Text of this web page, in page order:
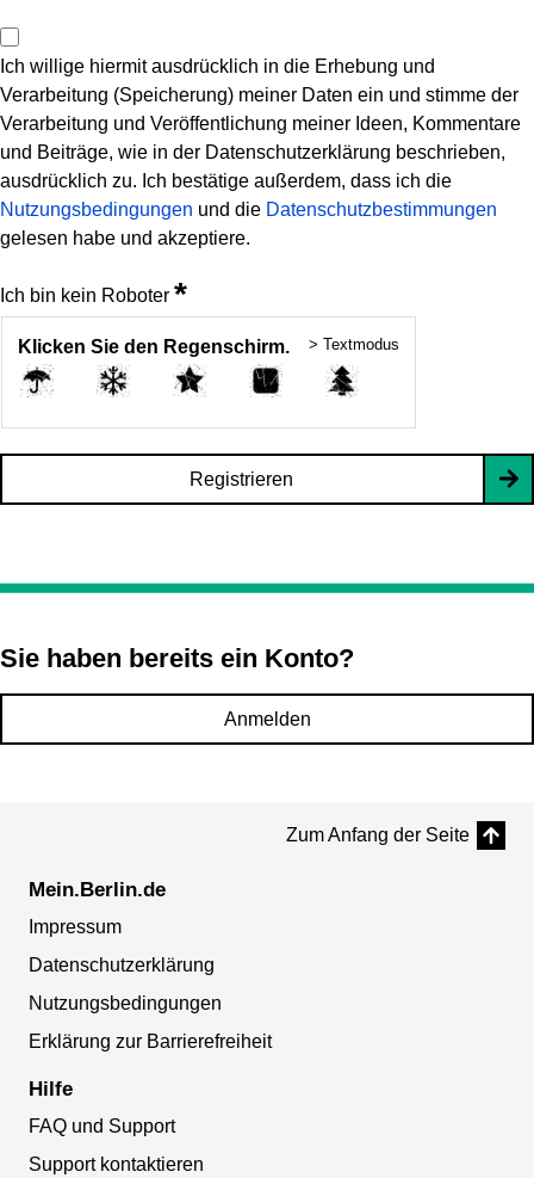
Ich willige hiermit ausdrücklich in die Erhebung und
Verarbeitung (Speicherung) meiner Daten ein und stimme der
Verarbeitung und Veröffentlichung meiner Ideen, Kommentare
und Beiträge, wie in der Datenschutzerklärung beschrieben,
ausdrücklich zu. Ich bestätige außerdem, dass ich die
Nutzungsbedingungen und die Datenschutzbestimmungen
gelesen habe und akzeptiere.
Ich bin kein Roboter *
Klicken Sie den Regenschirm. > Textmodus
Registrieren
Sie haben bereits ein Konto?
Anmelden
Zum Anfang der Seite
Mein.Berlin.de
Impressum
Datenschutzerklärung
Nutzungsbedingungen
Erklärung zur Barrierefreiheit
Hilfe
FAQ und Support
Support kontaktieren